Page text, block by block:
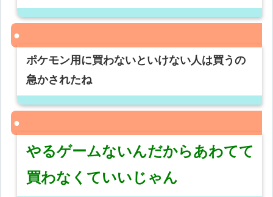
ポケモン用に買わないといけない人は買うの
急かされたね
やるゲームないんだからあわてて
買わなくていいじゃん